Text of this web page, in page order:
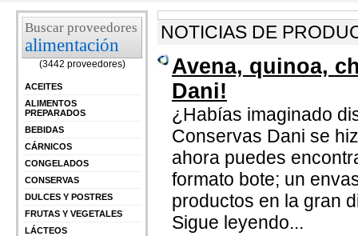
Buscar proveedores
alimentación
(3442 proveedores)
ACEITES
ALIMENTOS
PREPARADOS
BEBIDAS
CÁRNICOS
CONGELADOS
CONSERVAS
DULCES Y POSTRES
FRUTAS Y VEGETALES
LÁCTEOS
NOTICIAS DE
Avena, quinoa,
Dani!
¿Habías imaginado
Conservas Dani se
ahora puedes
formato bote; un
productos en la gran
Sigue leyendo...